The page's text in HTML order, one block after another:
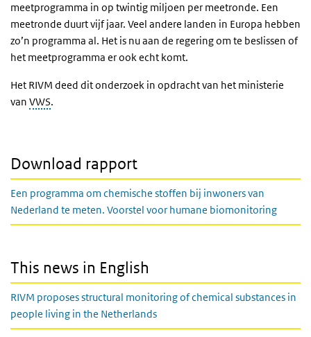
meetprogramma in op twintig miljoen per meetronde. Een
meetronde duurt vijf jaar. Veel andere landen in Europa hebben
zo’n programma al. Het is nu aan de regering om te beslissen of
het meetprogramma er ook echt komt.
Het RIVM deed dit onderzoek in opdracht van het ministerie
van VWS.
Download rapport
Een programma om chemische stoffen bij inwoners van
Nederland te meten. Voorstel voor humane biomonitoring
This news in English
RIVM proposes structural monitoring of chemical substances in
people living in the Netherlands